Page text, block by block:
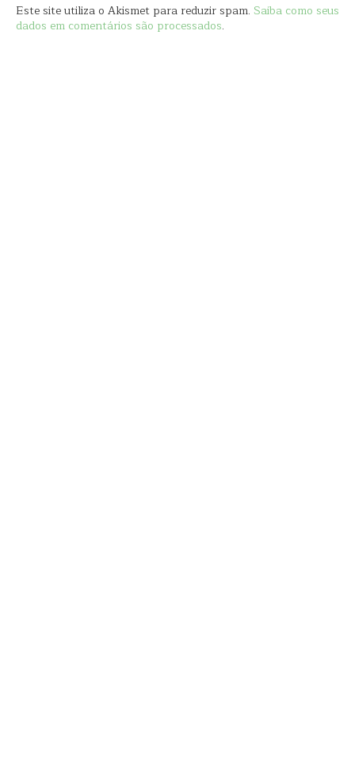
Este site utiliza o Akismet para reduzir spam. Saiba como seus
dados em comentários são processados.